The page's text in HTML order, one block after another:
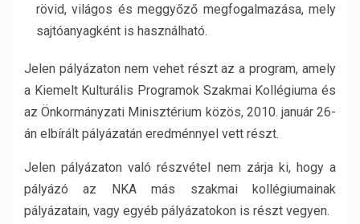
rövid, világos és meggyőző megfogalmazása, mely
sajtóanyagként is használható.
Jelen pályázaton nem vehet részt az a program, amely
a Kiemelt Kulturális Programok Szakmai Kollégiuma és
az Önkormányzati Minisztérium közös, 2010. január 26-
án elbírált pályázatán eredménnyel vett részt.
Jelen pályázaton való részvétel nem zárja ki, hogy a
pályázó az NKA más szakmai kollégiumainak
pályázatain, vagy egyéb pályázatokon is részt vegyen.